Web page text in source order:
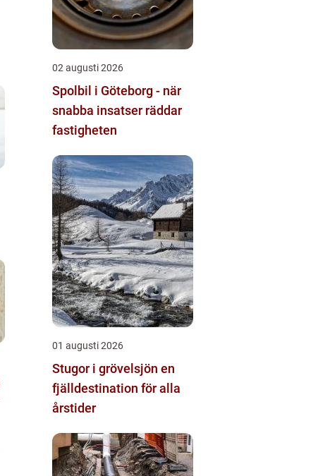
02 augusti 2026
Spolbil i Göteborg - när
snabba insatser räddar
fastigheten
01 augusti 2026
Stugor i grövelsjön en
fjälldestination för alla
årstider